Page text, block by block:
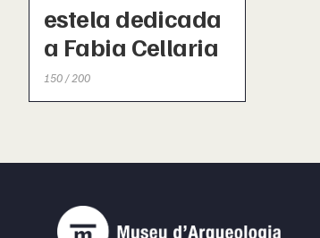
estela dedicada
a Fabia Cellaria
150 / 200